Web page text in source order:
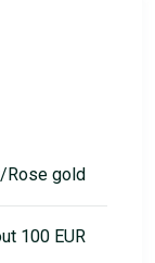
Rose gold
100 EUR